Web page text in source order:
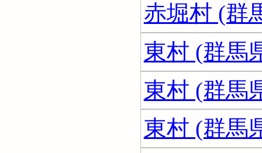
赤堀村 (群
東村 (群馬
東村 (群馬
東村 (群馬